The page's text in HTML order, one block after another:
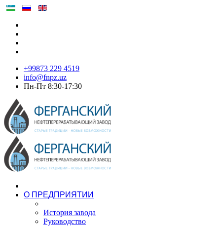
+99873 229 4519
info@fnpz.uz
Пн-Пт 8:30-17:30
О ПРЕДПРИЯТИИ
История завода
Руководство